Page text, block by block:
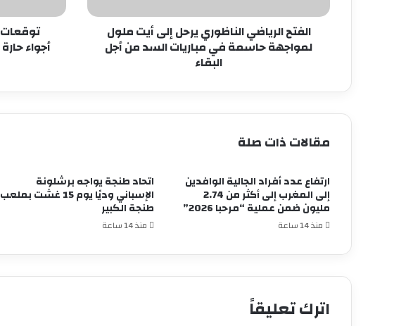
حاسمة
مباريات
أجل
الفتح الرياضي الناظوري يرحل إلى أيت ملول
لمواجهة حاسمة في مباريات السد من أجل
البقاء
والجنوب
احتمال
محلية
أجواء
مقالات ذات صلة
ارتفاع عدد أفراد الجالية الوافدين
إلى المغرب إلى أكثر من 2.74
مليون ضمن عملية “مرحبا 2026”
منذ 14 ساعة
اتحاد طنجة يواجه برشلونة
الإسباني وديًا يوم 15 غشت بملعب
طنجة الكبير
منذ 14 ساعة
اترك تعليقاً